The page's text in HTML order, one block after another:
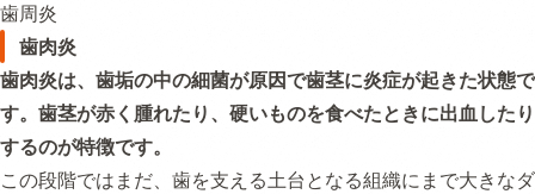
歯周炎
歯肉炎
歯肉炎は、歯垢の中の細菌が原因で歯茎に炎症が起きた状態で
す。歯茎が赤く腫れたり、硬いものを食べたときに出血したり
するのが特徴です。
この段階ではまだ、歯を支える土台となる組織にまで大きなダ